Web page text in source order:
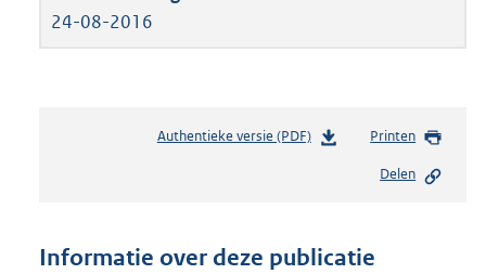
24-08-2016
Authentieke versie (PDF)b
n
Printen
Delen
Informatie over deze publicatie